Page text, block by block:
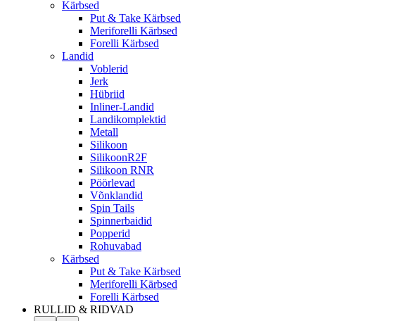
Kärbsed
Put & Take Kärbsed
Meriforelli Kärbsed
Forelli Kärbsed
Landid
Voblerid
Jerk
Hübriid
Inliner-Landid
Landikomplektid
Metall
Silikoon
SilikoonR2F
Silikoon RNR
Pöörlevad
Võnklandid
Spin Tails
Spinnerbaidid
Popperid
Rohuvabad
Kärbsed
Put & Take Kärbsed
Meriforelli Kärbsed
Forelli Kärbsed
RULLID & RIDVAD